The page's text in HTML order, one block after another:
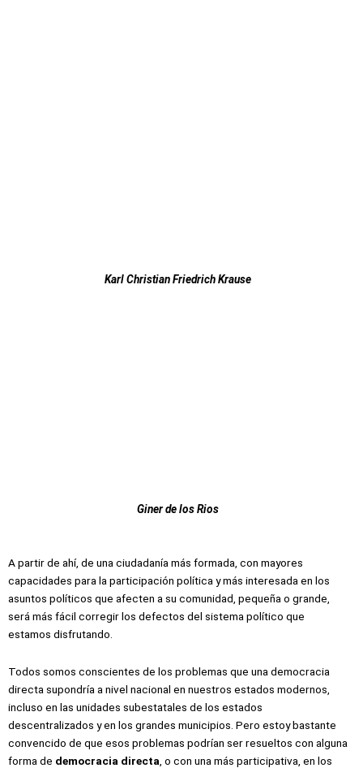
Karl Christian Friedrich Krause
Giner de los Rios
A partir de ahí, de una ciudadanía más formada, con mayores
capacidades para la participación política y más interesada en los
asuntos políticos que afecten a su comunidad, pequeña o grande,
será más fácil corregir los defectos del sistema político que
estamos disfrutando.
Todos somos conscientes de los problemas que una democracia
directa supondría a nivel nacional en nuestros estados modernos,
incluso en las unidades subestatales de los estados
descentralizados y en los grandes municipios. Pero estoy bastante
convencido de que esos problemas podrían ser resueltos con alguna
forma de democracia directa , o con una más participativa, en los